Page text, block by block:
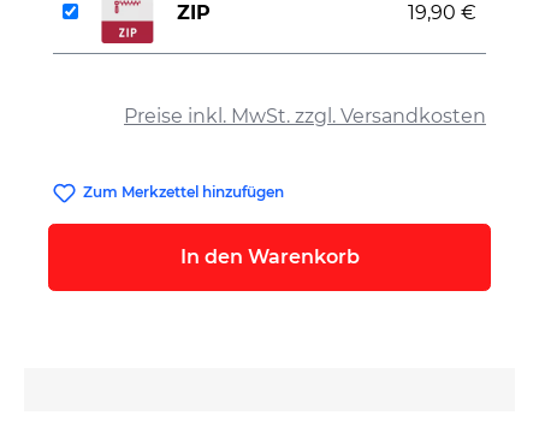
Preise inkl. MwSt. zzgl. Versandkosten
ZIP 19,90 €
Zum Merkzettel hinzufügen
In den Warenkorb